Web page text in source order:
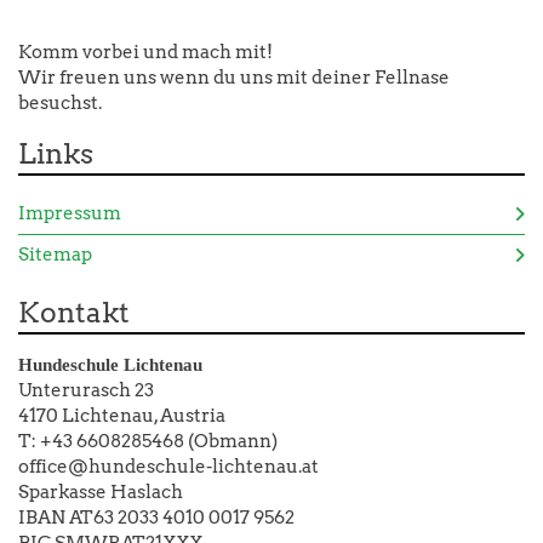
Komm vorbei und mach mit!
Wir freuen uns wenn du uns mit deiner Fellnase
besuchst.
Links
Impressum
Sitemap
Kontakt
Hundeschule Lichtenau
Unterurasch 23
4170 Lichtenau, Austria
T: +43 6608285468 (Obmann)
office@hundeschule-lichtenau.at
Sparkasse Haslach
IBAN AT63 2033 4010 0017 9562